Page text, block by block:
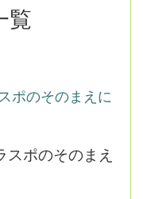
覧
ポのそのまえに
ポのそのまえ